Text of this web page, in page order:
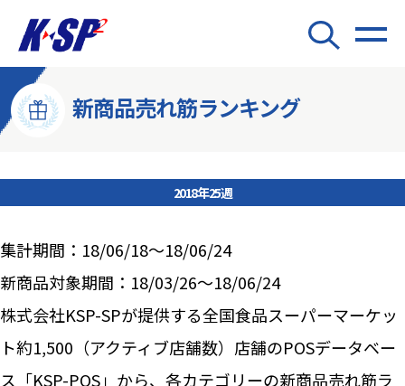
新商品売れ筋ランキング
2018年25週
集計期間：18/06/18～18/06/24
新商品対象期間：18/03/26～18/06/24
株式会社KSP-SPが提供する全国食品スーパーマーケッ
ト約1,500（アクティブ店舗数）店舗のPOSデータベー
ス「KSP-POS」から、各カテゴリーの新商品売れ筋ラ